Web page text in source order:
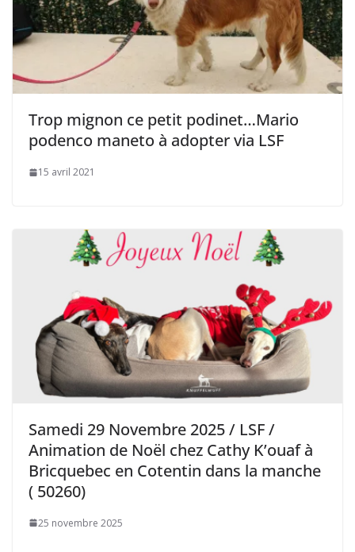
Trop mignon ce petit podinet…Mario
podenco maneto à adopter via LSF
15 avril 2021
Samedi 29 Novembre 2025 / LSF /
Animation de Noël chez Cathy K’ouaf à
Bricquebec en Cotentin dans la manche
( 50260)
25 novembre 2025